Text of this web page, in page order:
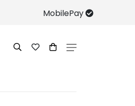
MobilePay